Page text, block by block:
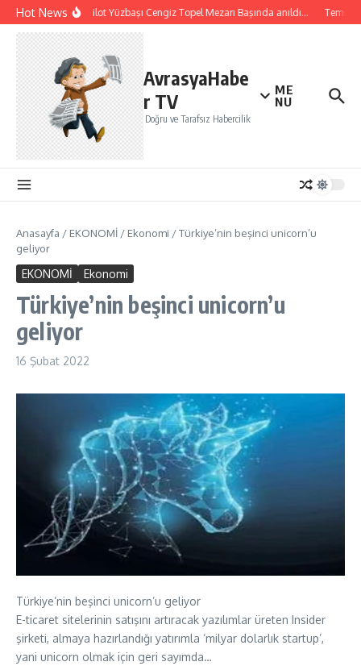
İçeriğe atla
Hot NewsŞehit Pilot Yüzbaşı Cengiz Topel Mezarı Başında anıldı…
AvrasyaHabe
r TV
Doğru ve Tarafsız Habercilik
ME
NU
Anasayfa / EKONOMİ / Ekonomi /Türkiye’nin beşinci unicorn’u
geliyor
EKONOMİ Ekonomi
Türkiye’nin beşinci unicorn’u
geliyor
16 Şubat 2022
Türkiye’nin beşinci unicorn’u geliyor
E-ticaret sitelerinin satışını artıracak yazılımlar üreten Insider
şirketi, almaya hazırlandığı yatırımla ‘milyar dolarlık startup’,
yani unicorn olmak için geri sayımda…